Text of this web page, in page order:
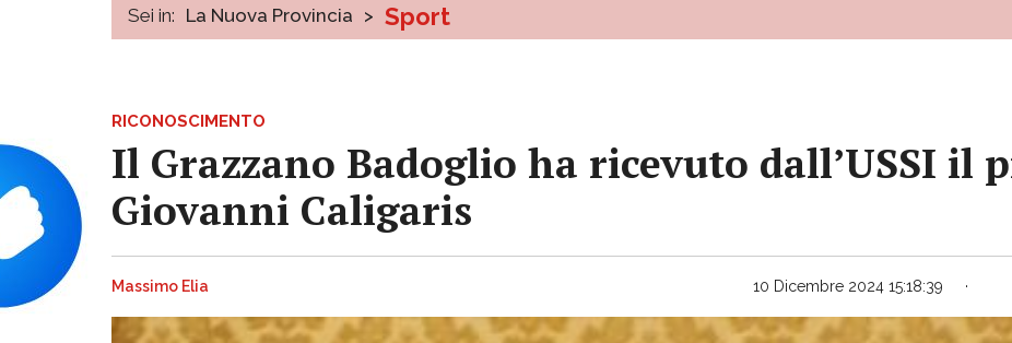
Sei in: La Nuova Provincia > Sport
RICONOSCIMENTO
Il Grazzano Badoglio ha ricevuto dall’USSI
Giovanni Caligaris
Massimo Elia 10 Dicembre 2024 15:18:39